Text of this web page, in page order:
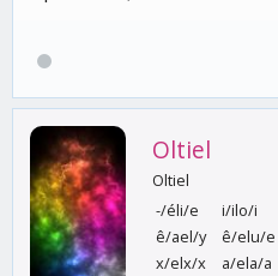
Oltiel
Oltiel
-/éli/e
i/ilo/i
ê/ael/y
ê/elu/e
x/elx/x
a/ela/a